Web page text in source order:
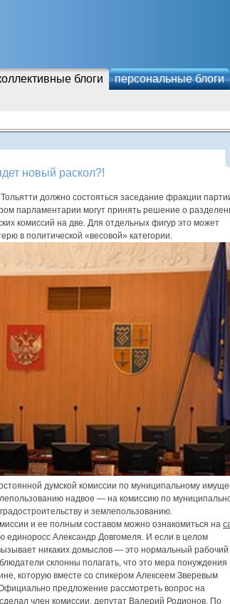
блоги персональные блоги
новый раскол?!
должно состояться заседание фракции
парламентарии могут принять решение о
комиссий на две. Для отдельных фигур это может
в политической «весовой» категории.
думской комиссии по муниципальному
надвое — на комиссию по
и землепользованию.
и ее полным составом можно ознакомиться на
единоросс Александр Довгомеля. И если в целом
никаких домыслов — это нормальный рабочий
склонны полагать, что это мера понуждения
которую вместе со спикером Алексеем Зверевым
предложение рассмотреть вопрос на
член комиссии, депутат Валерий Родионов. По